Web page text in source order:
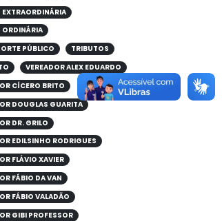
EXTRAORDINÁRIA
ORDINÁRIA
PÚBLICO
TRIBUTOS
VEREADOR ALEX EDUARDO
CÍCERO BRITO
DOUGLAS GUARITA
DR. GRILO
EDILSINHO RODRIGUES
FLÁVIO XAVIER
FÁBIO DA VAN
FÁBIO VALADÃO
GIBI PROFESSOR